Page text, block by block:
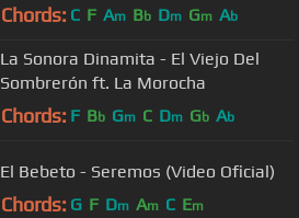
Chords: C F Am Bb Dm Gm Ab
La Sonora Dinamita - El Viejo Del
Sombrerón ft. La Morocha
Chords: F Bb Gm C Dm Gb Ab
El Bebeto - Seremos (Video Oficial)
Chords: G F Dm Am C Em